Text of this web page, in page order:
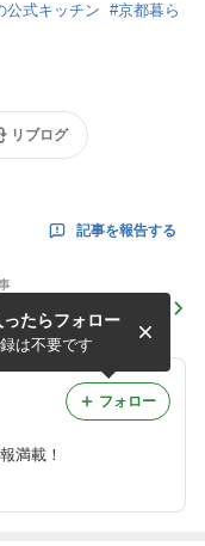
公式キッチン #京都暮ら
リブログ
記事を報告する
年５月の京都クッキ
サロン
満載！
たらフォロー
は不要です
フォロー